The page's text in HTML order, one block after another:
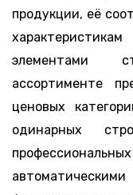
продукции, её
элементами
ассортименте
ценовых
одинарных